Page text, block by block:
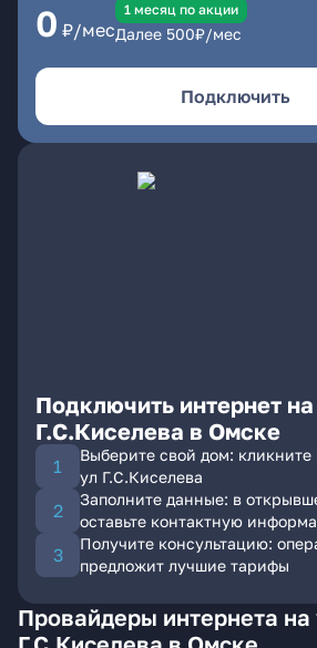
0 ₽/мес
1 месяц по акции
Далее 500₽/мес
Подключить
Подключить интернет на
Г.С.Киселева в Омске
Выберите свой дом:
ул Г.С.Киселева
Заполните данные: в
оставьте контактную
Получите консультацию:
предложит лучшие тарифы
Провайдеры интернета на